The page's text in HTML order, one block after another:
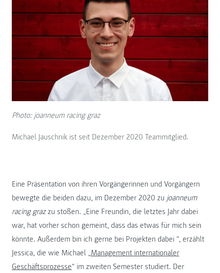
Photo: joanneum racing graz
Michael Jauschnik ist seit Dezember 2020 Teammitglied.
Eine Präsentation von ihren Vorgängerinnen und Vorgängern
bewegte die beiden dazu, im Dezember 2020 zu joanneum
racing grazzu stoßen. „Eine Freundin, die letztes Jahr dabei
war, hat vorher schon gemeint, dass das etwas für mich sein
könnte. Außerdem bin ich gerne bei Projekten dabei “, erzählt
Jessica, die wie Michael „Management internationaler
Geschäftsprozesse“ im zweiten Semester studiert. Der